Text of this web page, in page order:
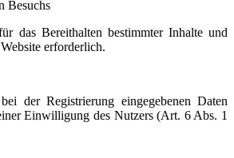
Besuchs
das Bereithalten bestimmter Inhalte und
erforderlich.
der Registrierung eingegebenen Daten
Einwilligung des Nutzers (Art. 6 Abs. 1